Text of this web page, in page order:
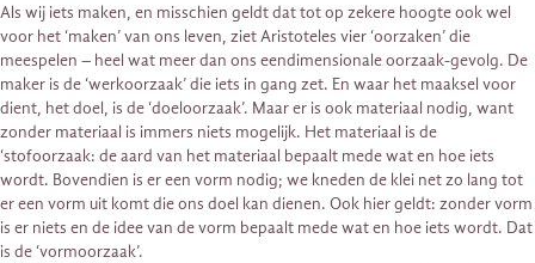
Als wij iets maken, en misschien geldt dat tot op zekere hoogte ook wel
voor het ‘maken’ van ons leven, ziet Aristoteles vier ‘oorzaken’ die
meespelen – heel wat meer dan ons eendimensionale oorzaak-gevolg. De
maker is de ‘werkoorzaak’ die iets in gang zet. En waar het maaksel voor
dient, het doel, is de ‘doeloorzaak’. Maar er is ook materiaal nodig, want
zonder materiaal is immers niets mogelijk. Het materiaal is de
‘stofoorzaak: de aard van het materiaal bepaalt mede wat en hoe iets
wordt. Bovendien is er een vorm nodig; we kneden de klei net zo lang tot
er een vorm uit komt die ons doel kan dienen. Ook hier geldt: zonder vorm
is er niets en de idee van de vorm bepaalt mede wat en hoe iets wordt. Dat
is de ‘vormoorzaak’.